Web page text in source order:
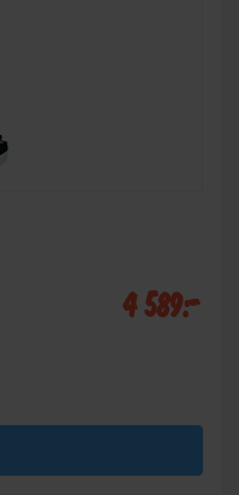
4 589:-